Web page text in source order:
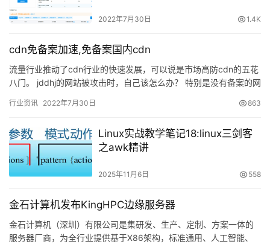
2022年7月30日 1.4K
cdn免备案加速,免备案国内cdn
流量行业推动了cdn行业的快速发展，可以说是市场高防cdn的五花
八门。 jddhj的网站被攻击时，自己该怎么办？ 特别是没有备案的网
行业资讯 2022年7月30日 863
Linux实战教学笔记18:linux三剑客
之awk精讲
2025年11月6日 558
金石计算机发布KingHPC边缘服务器
金石计算机（深圳）有限公司是集研发、生产、定制、方案一体的
服务器厂商，为全行业提供基于X86架构，标准通用、人工智能、